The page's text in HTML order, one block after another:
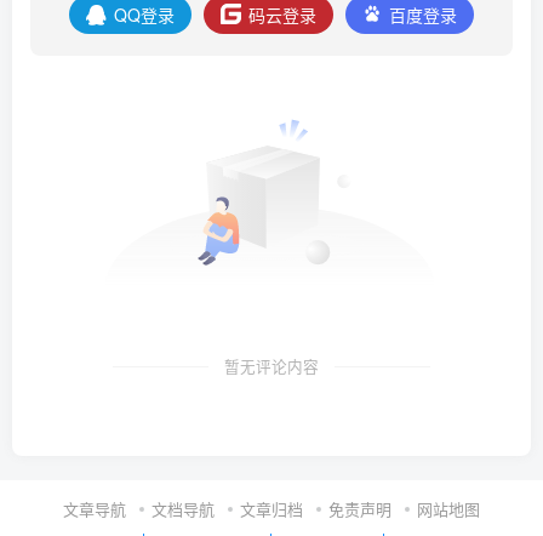
QQ登录 码云登录 百度登录
暂无评论内容
文章导航 文档导航 文章归档 免责声明 网站地图